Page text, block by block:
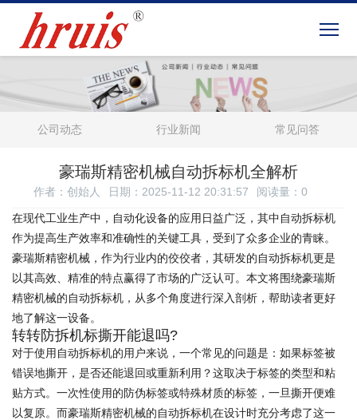
公司动态 行业新闻 常见问答
豪瑞斯精密机械自动拆标机全解析
作者：创始人 日期：2025-11-12 20:31:57 阅读量： 0
在现代工业生产中，自动化设备的应用日益广泛，其中自动拆标机
作为提高生产效率和准确性的关键工具，受到了众多企业的青睐。
豪瑞斯精密机械，作为行业内的佼佼者，其研发的自动拆标机更是
以其高效、精准的特点赢得了市场的广泛认可。本文将围绕豪瑞斯
精密机械的自动拆标机，从多个角度进行深入剖析，帮助读者更好
地了解这一设备。
转转防拆机标撕开能退吗?
对于使用自动拆标机的用户来说，一个常见的问题是：如果标签被
错误地撕开，是否还能退回或重新利用？这取决于标签的类型和粘
贴方式。一次性使用的防伪标签或特殊材质的标签，一旦撕开便难
以复原。而豪瑞斯精密机械的自动拆标机在设计时充分考虑了这一